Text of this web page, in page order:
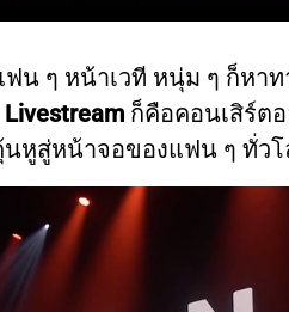
น ๆ หน้าเวที หนุ่ม ๆ ก็หา
Livestream ก็คือคอนเสิร์ต
หูสู่หน้าจอของแฟน ๆ ทั่วโ